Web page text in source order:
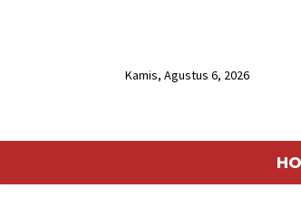
Kamis, Agustus 6, 2026